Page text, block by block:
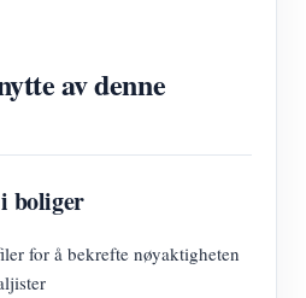
av denne
boliger
for å bekrefte nøyaktigheten